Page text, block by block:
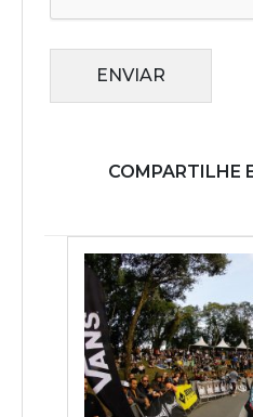
ENVIAR
COMPARTILHE